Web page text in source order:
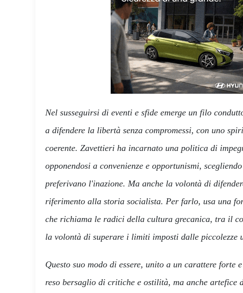
Nel susseguirsi di eventi e sfide emerge un filo
a difendere la libertà senza compromessi, con uno
coerente. Zavettieri ha incarnato una politica di
opponendosi a convenienze e opportunismi,
preferivano l'inazione. Ma anche la volontà di
riferimento alla storia socialista. Per farlo, usa una
che richiama le radici della cultura grecanica, tra il
la volontà di superare i limiti imposti dalle piccolezze
Questo suo modo di essere, unito a un carattere forte
reso bersaglio di critiche e ostilità, ma anche artefice